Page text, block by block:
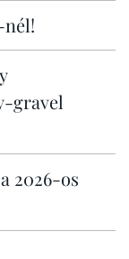
gravel
2026-os